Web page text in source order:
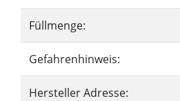
Füllmenge:
Gefahrenhinweis:
Hersteller Adresse: